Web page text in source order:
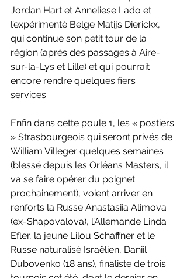
Jordan Hart et Anneliese Lado et
l’expérimenté Belge Matijs Dierickx,
qui continue son petit tour de la
région (après des passages à Aire-
sur-la-Lys et Lille) et qui pourrait
encore rendre quelques fiers
services.
Enfin dans cette poule 1, les « postiers
» Strasbourgeois qui seront privés de
William Villeger quelques semaines
(blessé depuis les Orléans Masters, il
va se faire opérer du poignet
prochainement), voient arriver en
renforts la Russe Anastasiia Alimova
(ex-Shapovalova), l’Allemande Linda
Efler, la jeune Lilou Schaffner et le
Russe naturalisé Israëlien, Daniil
Dubovenko (18 ans), finaliste de trois